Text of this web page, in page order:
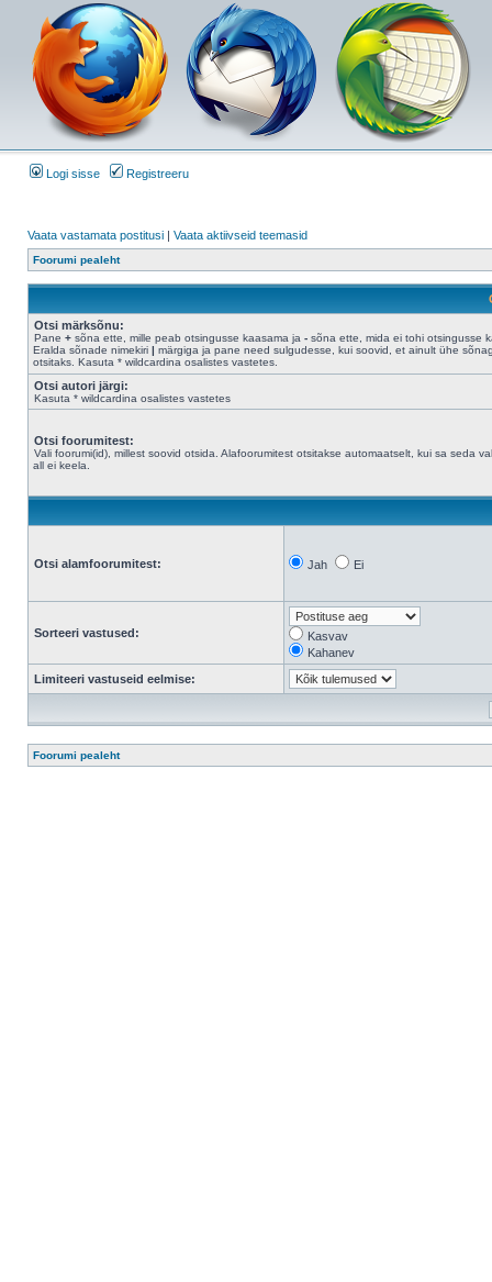
Logi sisse Registreeru
Vaata vastamata postitusi | Vaata aktiivseid teemasid
Foorumi pealeht
Otsi märksõnu:
Pane + sõna ette, mille peab otsingusse kaasama ja - sõna ette, mida ei tohi otsingusse
Eralda sõnade nimekiri | märgiga ja pane need sulgudesse, kui soovid, et ainult ühe
otsitaks. Kasuta * wildcardina osalistes vastetes.
Otsi autori järgi:
Kasuta * wildcardina osalistes vastetes
Otsi foorumitest:
Vali foorumi(id), millest soovid otsida. Alafoorumitest otsitakse automaatselt, kui sa seda
all ei keela.
Otsi alamfoorumitest: Jah Ei
Sorteeri vastused:
Kasvav
Kahanev
Limiteeri vastuseid eelmise:
Foorumi pealeht